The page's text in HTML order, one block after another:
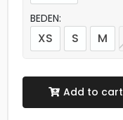
BEDEN:
XS S M
Add to cart